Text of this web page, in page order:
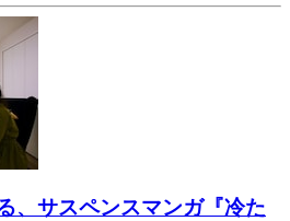
、サスペンスマンガ『冷た